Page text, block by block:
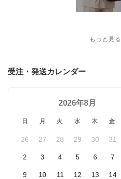
もっと見る
受注・発送カレンダー
2026年8月
日 月 火 水 木 金
26 27 28 29 30 31
2 3 4 5 6 7
9 10 11 12 13 14